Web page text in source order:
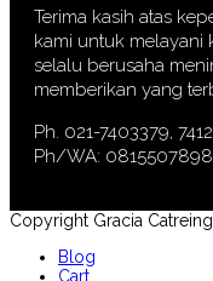
Terima kasih atas
kami untuk melayani
selalu berusaha
memberikan yang
Ph. 021-7403379,
Ph/WA:
Copyright Gracia
Blog
Cart